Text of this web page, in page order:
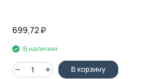
699,72₽
В наличии
В корзину